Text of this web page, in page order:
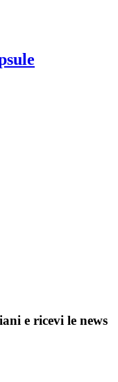
e ricevi le news